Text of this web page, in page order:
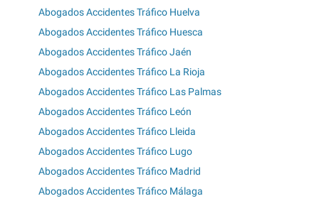
Abogados Accidentes Tráfico Huelva
Abogados Accidentes Tráfico Huesca
Abogados Accidentes Tráfico Jaén
Abogados Accidentes Tráfico La Rioja
Abogados Accidentes Tráfico Las Palmas
Abogados Accidentes Tráfico León
Abogados Accidentes Tráfico Lleida
Abogados Accidentes Tráfico Lugo
Abogados Accidentes Tráfico Madrid
Abogados Accidentes Tráfico Málaga